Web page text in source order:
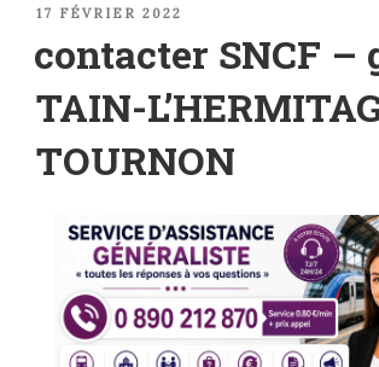
PUBLIÉ
17 FÉVRIER 2022
contacter SNCF –
TAIN-
TOURNON